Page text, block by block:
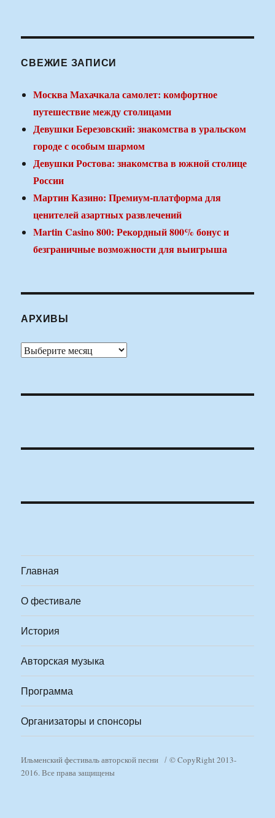
СВЕЖИЕ ЗАПИСИ
Москва Махачкала самолет: комфортное
путешествие между столицами
Девушки Березовский: знакомства в уральском
городе с особым шармом
Девушки Ростова: знакомства в южной столице
России
Мартин Казино: Премиум-платформа для
ценителей азартных развлечений
Martin Casino 800: Рекордный 800% бонус и
безграничные возможности для выигрыша
АРХИВЫ
Архивы
Главная
О фестивале
История
Авторская музыка
Программа
Организаторы и спонсоры
Ильменский фестиваль авторской песни
© CopyRight 2013-
2016. Все права защищены